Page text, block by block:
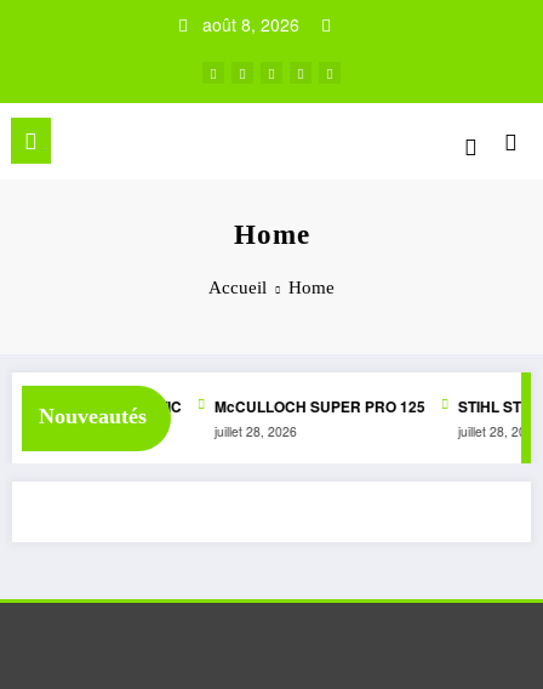
août 8, 2026
Home
Accueil Home
Nouveautés
1050 AUTOMATIC McCULLOCH SUPER PRO 125
juillet 28, 2026
STIHL STG1
juillet 28, 2026